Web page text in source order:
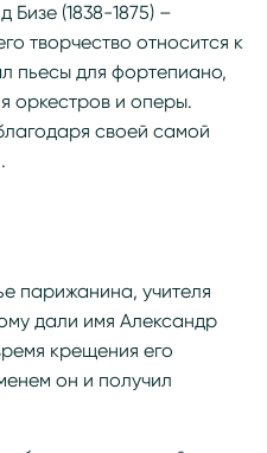
(1838-1875) –
творчество относится к
пьесы для фортепиано,
оркестров и оперы.
своей самой
парижанина, учителя
дали имя Александр
крещения его
он и получил